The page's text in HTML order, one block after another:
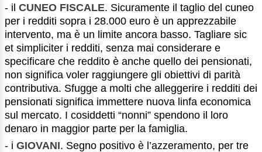
- il CUNEO FISCALE. Sicuramente il taglio del cuneo
per i redditi sopra i 28.000 euro è un apprezzabile
intervento, ma è un limite ancora basso. Tagliare sic
et simpliciter i redditi, senza mai considerare e
specificare che reddito è anche quello dei pensionati,
non significa voler raggiungere gli obiettivi di parità
contributiva. Sfugge a molti che alleggerire i redditi dei
pensionati significa immettere nuova linfa economica
sul mercato. I cosiddetti “nonni” spendono il loro
denaro in maggior parte per la famiglia.
- i GIOVANI. Segno positivo è l’azzeramento, per tre